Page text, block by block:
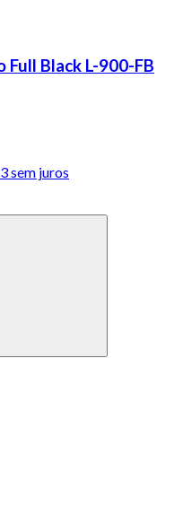
Black L-900-FB
sem juros